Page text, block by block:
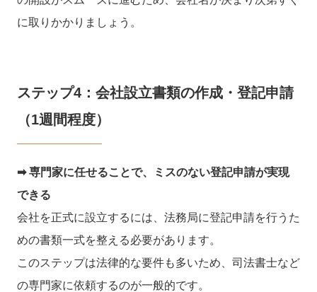
に取りかかりましょう。
ステップ4：会社設立書類の作成・登記申請
（1週間程度）
➡︎ 専門家に任せることで、ミスのない登記申請が実現
できる
会社を正式に設立するには、法務局に登記申請を行うた
めの書類一式を整える必要があります。
このステップは法律的な要件も多いため、司法書士など
の専門家に依頼するのが一般的です。